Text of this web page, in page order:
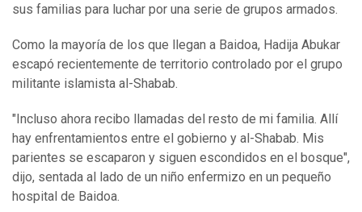
sus familias para luchar por una serie de grupos armados.
Como la mayoría de los que llegan a Baidoa, Hadija Abukar
escapó recientemente de territorio controlado por el grupo
militante islamista al-Shabab.
"Incluso ahora recibo llamadas del resto de mi familia. Allí
hay enfrentamientos entre el gobierno y al-Shabab. Mis
parientes se escaparon y siguen escondidos en el bosque",
dijo, sentada al lado de un niño enfermizo en un pequeño
hospital de Baidoa.